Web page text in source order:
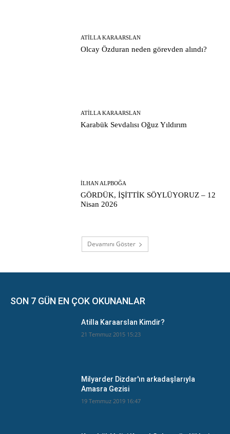
ATILLA KARAARSLAN
Olcay Özduran neden görevden alındı?
ATILLA KARAARSLAN
Karabük Sevdalısı Oğuz Yıldırım
İLHAN ALPBOĞA
GÖRDÜK, İŞİTTİK SÖYLÜYORUZ – 12
Nisan 2026
Devamını Göster
SON 7 GÜN EN ÇOK OKUNANLAR
Atilla Karaarslan Kimdir?
21 Temmuz 2015 15:23
Milyarder Dizdar'ın arkadaşlarıyla
Amasra Gezisi
19 Temmuz 2019 16:47